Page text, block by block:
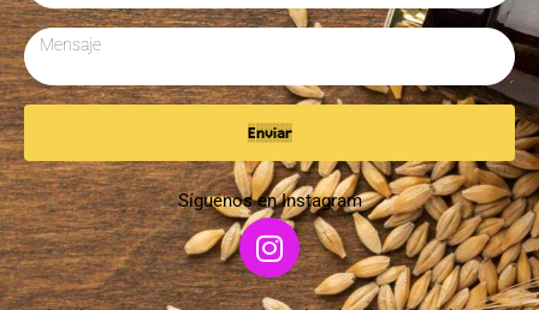
Enviar
Síguenos en Instagram